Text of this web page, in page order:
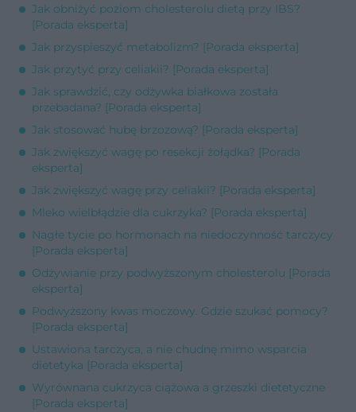
Jak obniżyć poziom cholesterolu dietą przy IBS?
[Porada eksperta]
Jak przyspieszyć metabolizm? [Porada eksperta]
Jak przytyć przy celiakii? [Porada eksperta]
Jak sprawdzić, czy odżywka białkowa została
przebadana? [Porada eksperta]
Jak stosować hubę brzozową? [Porada eksperta]
Jak zwiększyć wagę po resekcji żołądka? [Porada
eksperta]
Jak zwiększyć wagę przy celiakii? [Porada eksperta]
Mleko wielbłądzie dla cukrzyka? [Porada eksperta]
Nagłe tycie po hormonach na niedoczynność tarczycy
[Porada eksperta]
Odżywianie przy podwyższonym cholesterolu [Porada
eksperta]
Podwyższony kwas moczowy. Gdzie szukać pomocy?
[Porada eksperta]
Ustawiona tarczyca, a nie chudnę mimo wsparcia
dietetyka [Porada eksperta]
Wyrównana cukrzyca ciążowa a grzeszki dietetyczne
[Porada eksperta]